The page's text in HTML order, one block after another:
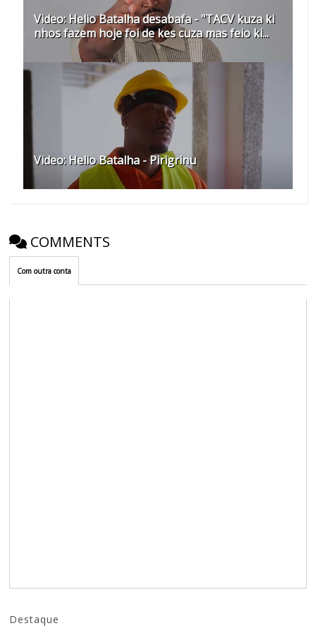
Video: Helio Batalha desabafa - "TACV kuza ki
nhos fazem hoje foi de kes cuza mas feio ki...
Video: Helio Batalha - Pirigrinu
COMMENTS
Com outra conta
Destaque